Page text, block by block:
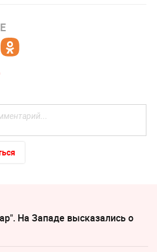
На Западе высказались о